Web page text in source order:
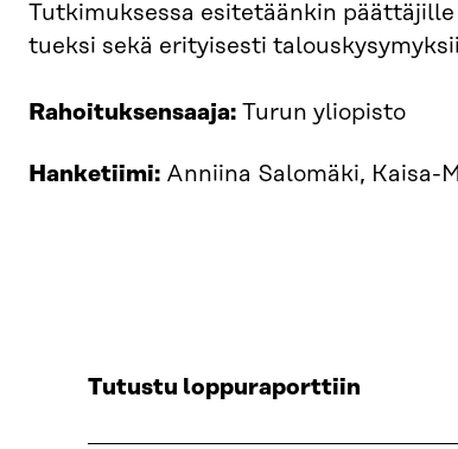
Tutkimuksessa esitetäänkin
tueksi sekä erityisesti
Rahoituksensaaja: Turun yliopisto
Hanketiimi: Anniina Salomäki, Kaisa-
Tutustu loppuraporttiin